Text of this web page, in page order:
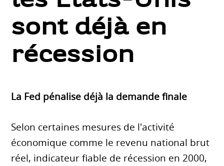
sont déjà en
récession
La Fed pénalise déjà la demande finale
Selon certaines mesures de l'activité
économique comme le revenu national brut
réel, indicateur fiable de récession en 2000,